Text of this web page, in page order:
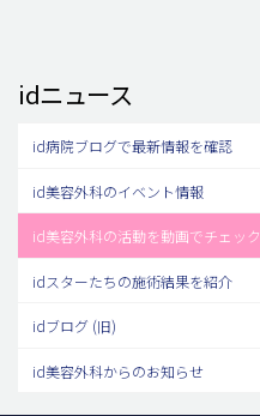
idニュース
id病院ブログで最新情報を確認
id美容外科のイベント情報
id美容外科の活動を動画でチェック
idスターたちの施術結果を紹介
idブログ (旧)
id美容外科からのお知らせ